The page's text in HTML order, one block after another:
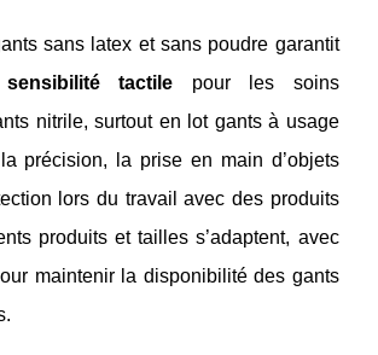
sans latex et sans poudre garantit
sensibilité tactile pour les soins
nitrile, surtout en lot gants à usage
précision, la prise en main d’objets
lors du travail avec des produits
produits et tailles s’adaptent, avec
maintenir la disponibilité des gants